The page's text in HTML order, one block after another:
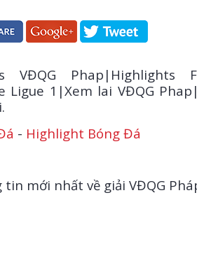
Phap|Highlights
1|Xem lai VĐQG
- Highlight Bóng Đá
mới nhất về giải VĐQG